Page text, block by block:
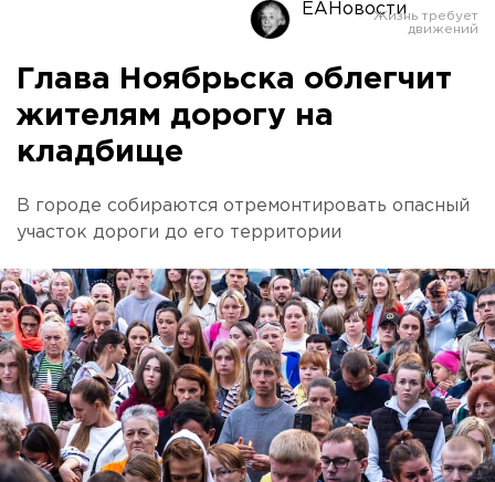
ЕАНовости
Глава Ноябрьска облегчит
жителям дорогу на
кладбище
В городе собираются отремонтировать опасный
участок дороги до его территории